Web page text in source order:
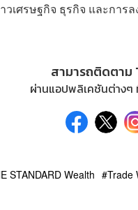
วเศรษฐกิจ ธุรกิจ และการ
สามารถติดตาม
ผ่านแอปพลิเคชันต่างๆ
STANDARD Wealth Trade